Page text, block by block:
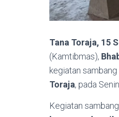
Tana Toraja, 15
(Kamtibmas),
kegiatan
Toraja, pada
Kegiatan